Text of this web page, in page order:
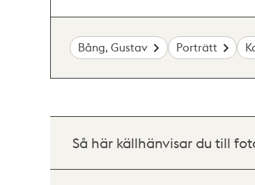
Bång, Gustav Porträtt
Så här källhänvisar du till